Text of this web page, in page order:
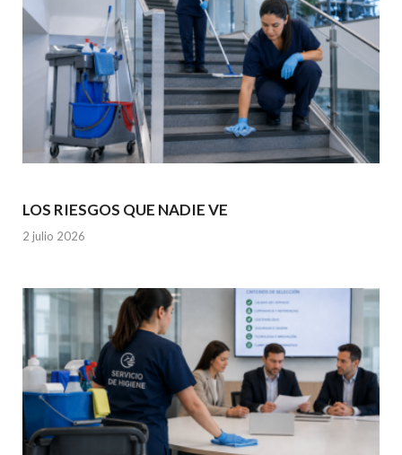
LOS RIESGOS QUE NADIE VE
2 julio 2026